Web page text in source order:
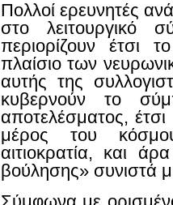
Πολλοί ερευνητές
στο λειτουργικό
περιορίζουν έτσι
πλαίσιο των
αυτής της
κυβερνούν το
αποτελέσματος,
μέρος του
αιτιοκρατία, και
βούλησης» συνιστά